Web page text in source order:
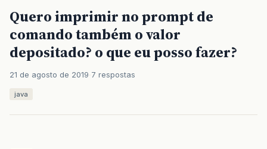
Quero imprimir no prompt de
comando também o valor
depositado? o que eu posso fazer?
21 de agosto de 2019 7 respostas
java